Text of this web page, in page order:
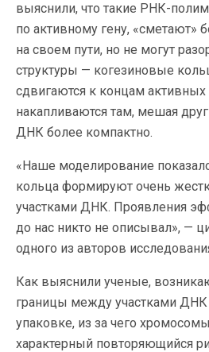
выяснили, что такие РНК-
по активному гену, «сметают»
на своем пути, но не могут
структуры — когезиновые
сдвигаются к концам активных
накапливаются там, мешая
ДНК более компактно.
«Наше моделирование
кольца формируют очень
участками ДНК. Проявления
до нас никто не описывал», —
одного из авторов
Как выяснили ученые,
границы между участками
упаковке, из за чего
характерный повторяющийся